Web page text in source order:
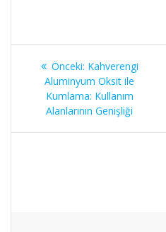
Yazı
gezinmesi
Önceki: Önceki
yazı:
Kahverengi
Aluminyum Oksit ile
Kumlama: Kullanım
Alanlarının Genişliği